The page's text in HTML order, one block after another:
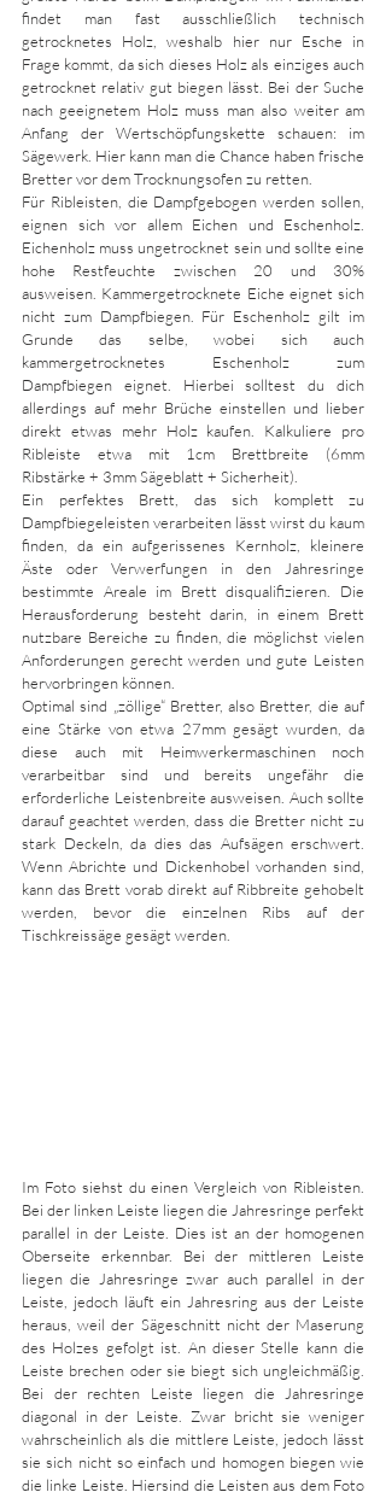
findet man fast ausschließlich technisch
getrocknetes Holz, weshalb hier nur Esche in
Frage kommt, da sich dieses Holz als einziges auch
getrocknet relativ gut biegen lässt. Bei der Suche
nach geeignetem Holz muss man also weiter am
Anfang der Wertschöpfungskette schauen: im
Sägewerk. Hier kann man die Chance haben frische
Bretter vor dem Trocknungsofen zu retten.
Für Ribleisten, die Dampfgebogen werden sollen,
eignen sich vor allem Eichen und Eschenholz.
Eichenholz muss ungetrocknet sein und sollte eine
hohe Restfeuchte zwischen 20 und 30%
ausweisen. Kammergetrocknete Eiche eignet sich
nicht zum Dampfbiegen. Für Eschenholz gilt im
Grunde das selbe, wobei sich auch
kammergetrocknetes Eschenholz zum
Dampfbiegen eignet. Hierbei solltest du dich
allerdings auf mehr Brüche einstellen und lieber
direkt etwas mehr Holz kaufen. Kalkuliere pro
Ribleiste etwa mit 1cm Brettbreite (6mm
Ribstärke + 3mm Sägeblatt + Sicherheit).
Ein perfektes Brett, das sich komplett zu
Dampfbiegeleisten verarbeiten lässt wirst du kaum
finden, da ein aufgerissenes Kernholz, kleinere
Äste oder Verwerfungen in den Jahresringe
bestimmte Areale im Brett disqualifizieren. Die
Herausforderung besteht darin, in einem Brett
nutzbare Bereiche zu finden, die möglichst vielen
Anforderungen gerecht werden und gute Leisten
hervorbringen können.
Optimal sind „zöllige“ Bretter, also Bretter, die auf
eine Stärke von etwa 27mm gesägt wurden, da
diese auch mit Heimwerkermaschinen noch
verarbeitbar sind und bereits ungefähr die
erforderliche Leistenbreite ausweisen. Auch sollte
darauf geachtet werden, dass die Bretter nicht zu
stark Deckeln, da dies das Aufsägen erschwert.
Wenn Abrichte und Dickenhobel vorhanden sind,
kann das Brett vorab direkt auf Ribbreite gehobelt
werden, bevor die einzelnen Ribs auf der
Tischkreissäge gesägt werden.
Im Foto siehst du einen Vergleich von Ribleisten.
Bei der linken Leiste liegen die Jahresringe perfekt
parallel in der Leiste. Dies ist an der homogenen
Oberseite erkennbar. Bei der mittleren Leiste
liegen die Jahresringe zwar auch parallel in der
Leiste, jedoch läuft ein Jahresring aus der Leiste
heraus, weil der Sägeschnitt nicht der Maserung
des Holzes gefolgt ist. An dieser Stelle kann die
Leiste brechen oder sie biegt sich ungleichmäßig.
Bei der rechten Leiste liegen die Jahresringe
diagonal in der Leiste. Zwar bricht sie weniger
wahrscheinlich als die mittlere Leiste, jedoch lässt
sie sich nicht so einfach und homogen biegen wie
die linke Leiste. Hiersind die Leisten aus dem Foto